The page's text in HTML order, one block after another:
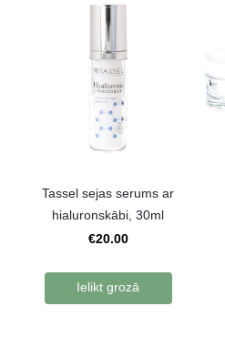
Tassel sejas serums ar
hialuronskābi, 30ml
€20.00
Ielikt grozā